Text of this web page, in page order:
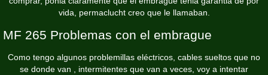
vida, permaclucht creo que le llamaban.
MF 265 Problemas con el embrague
Como tengo algunos problemillas eléctricos, cables sueltos que no
se donde van , intermitentes que van a veces, voy a intentar